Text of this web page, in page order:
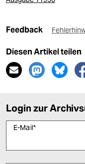
Feedback
Diesen Artikel teilen
Login zur
E-Mail*